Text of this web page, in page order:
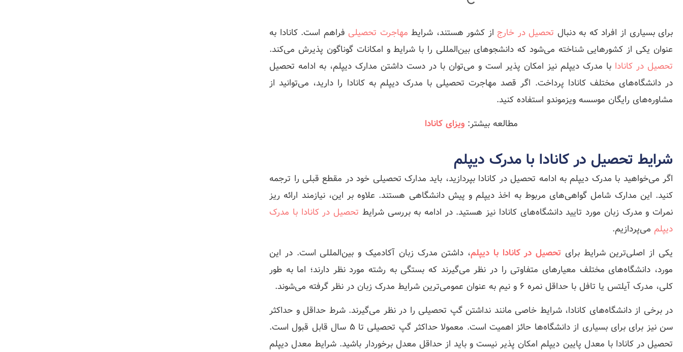
برای بسیاری از افراد که به دنبال تحصیل در خارج از کشور هستند، شرایط مهاجرت تحصیلی فراهم است. کانادا به
عنوان یکی از کشورهایی شناخته می‌شود که دانشجوهای بین‌المللی را با شرایط و امکانات گوناگون پذیرش می‌کند.
تحصیل در کانادا با مدرک دیپلم نیز امکان پذیر است و می‌توان با در دست داشتن مدارک دیپلم، به ادامه تحصیل
در دانشگاه‌های مختلف کانادا پرداخت. اگر قصد مهاجرت تحصیلی با مدرک دیپلم به کانادا را دارید، می‌توانید از
مشاوره‌های رایگان موسسه ویزموندو استفاده کنید.
مطالعه بیشتر:ویزای کانادا
شرایط تحصیل در کانادا با مدرک دیپلم
اگر می‌خواهید با مدرک دیپلم به ادامه تحصیل در کانادا بپردازید، باید مدارک تحصیلی خود در مقطع قبلی را ترجمه
کنید. این مدارک شامل گواهی‌های مربوط به اخذ دیپلم و پیش دانشگاهی هستند. علاوه بر این، نیازمند ارائه ریز
نمرات و مدرک زبان مورد تایید دانشگاه‌های کانادا نیز هستید. در ادامه به بررسی شرایط تحصیل در کانادا با مدرک
دیپلم می‌پردازیم.
یکی از اصلی‌ترین شرایط برای تحصیل در کانادا با دیپلم، داشتن مدرک زبان آکادمیک و بین‌المللی است. در این
مورد، دانشگاه‌های مختلف معیارهای متفاوتی را در نظر می‌گیرند که بستگی به رشته مورد نظر دارند؛ اما به طور
کلی، مدرک آیلتس یا تافل با حداقل نمره 6 و نیم به عنوان عمومی‌ترین شرایط مدرک زبان در نظر گرفته می‌شوند.
در برخی از دانشگاه‌های کانادا، شرایط خاصی مانند نداشتن گپ تحصیلی را در نظر می‌گیرند. شرط حداقل و حداکثر
سن نیز برای برای بسیاری از دانشگاه‌ها حائز اهمیت است. معمولا حداکثر گپ تحصیلی تا 5 سال قابل قبول است.
تحصیل در کانادا با معدل پایین دیپلم امکان پذیر نیست و باید از حداقل معدل برخوردار باشید. شرایط معدل دیپلم